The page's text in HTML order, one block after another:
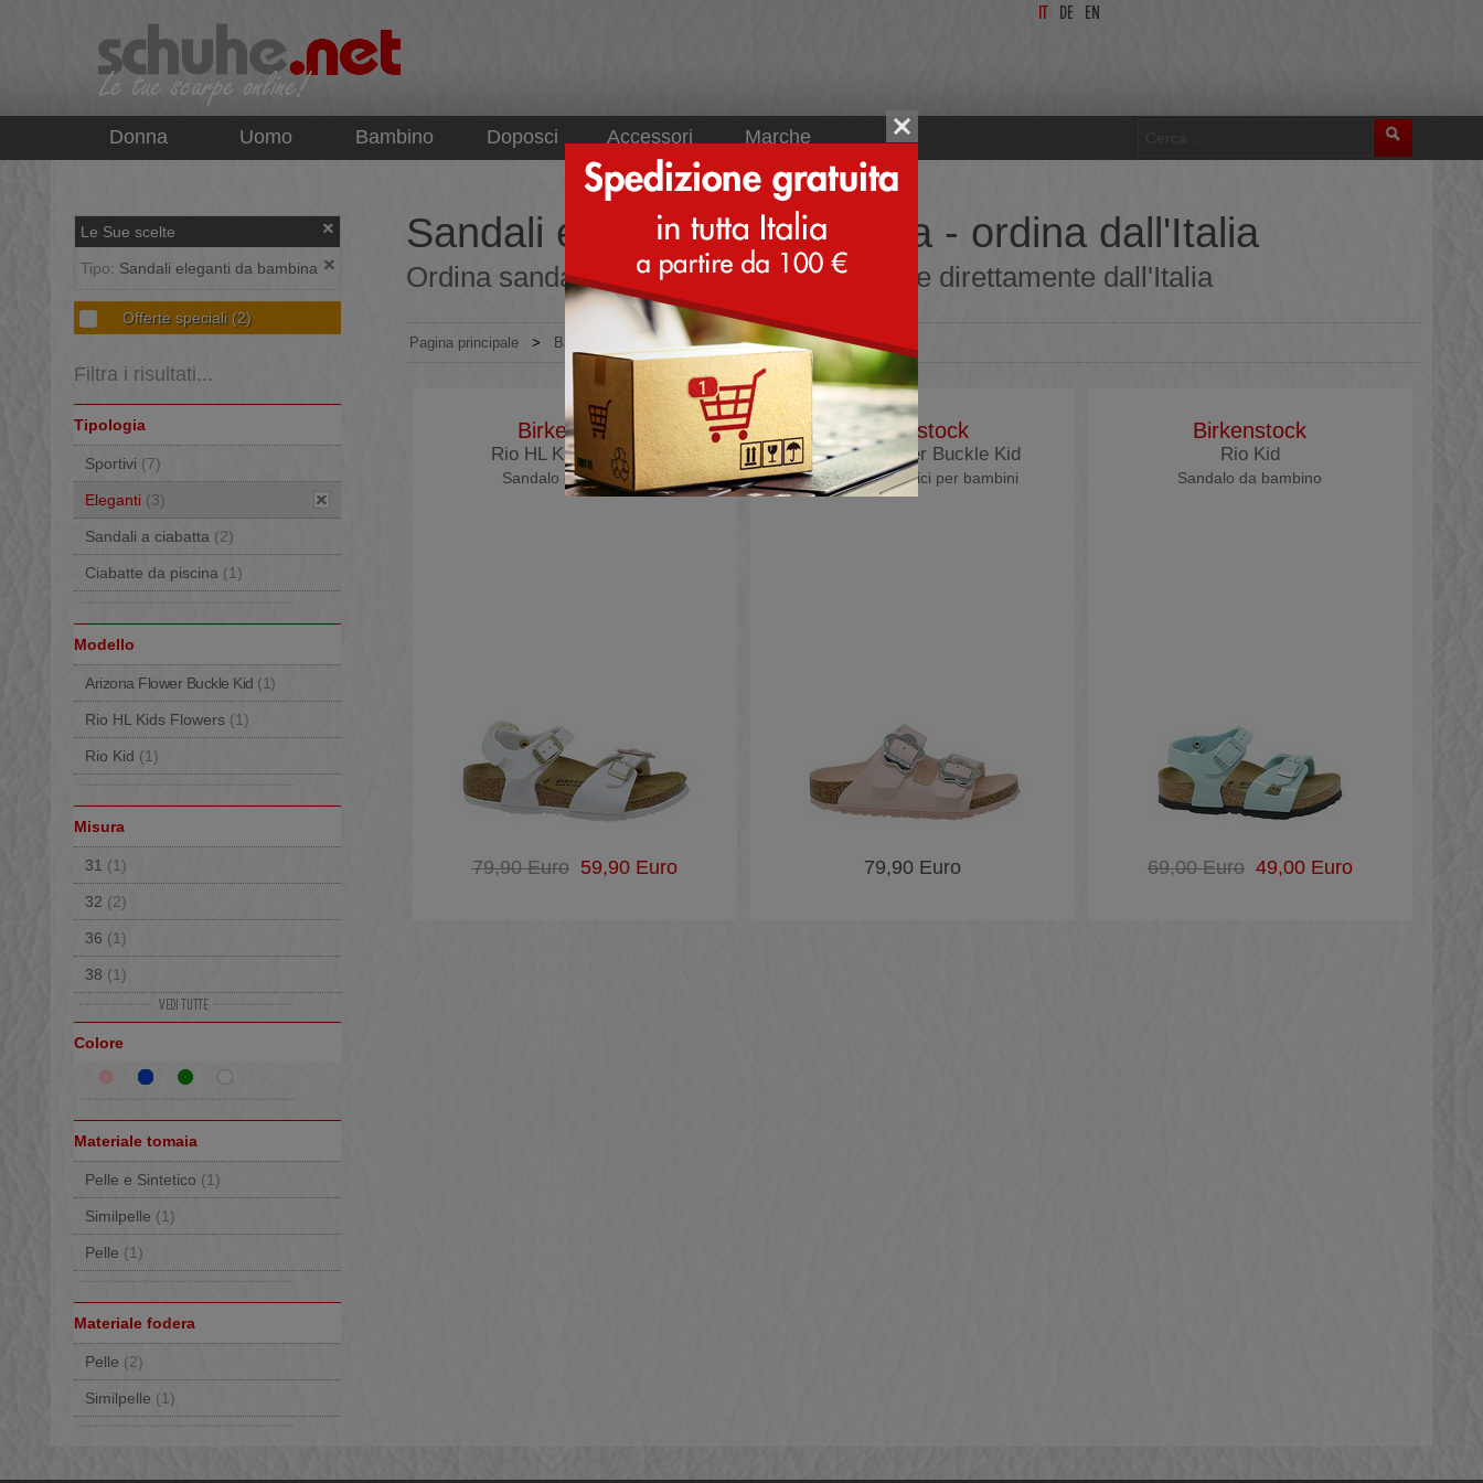
DE EN
Donna Uomo Bambino Doposci Accessori Marche
Le Sue scelte
Tipo: Sandali eleganti da bambina
Offerte speciali (2)
Filtra i risultati...
Tipologia
Sportivi (7)
Eleganti (3)
Sandali a ciabatta (2)
Ciabatte da piscina (1)
Modello
Arizona Flower Buckle Kid (1)
Rio HL Kids Flowers (1)
Rio Kid (1)
Misura
31 (1)
32 (2)
36 (1)
38 (1)
39(1)
Colore
Materiale tomaia
Pelle e Sintetico (1)
Similpelle (1)
Pelle (1)
Materiale fodera
Pelle (2)
Similpelle (1)
Sandali eleganti da bambina - ordina dall'Italia
Ordina sandali eleganti da bambina online direttamente dall'Italia
Pagina principale > Bambino Sandali > Eleganti
Birkenstock
Rio HL Kids Flowers
Sandalo da bambino
79,90 Euro59,90 Euro
Birkenstock
Arizona Flower Buckle Kid
Sandali ortopedici per bambini
79,90 Euro
Birkenstock
Rio Kid
Sandalo da bambino
69,00 Euro49,00 Euro